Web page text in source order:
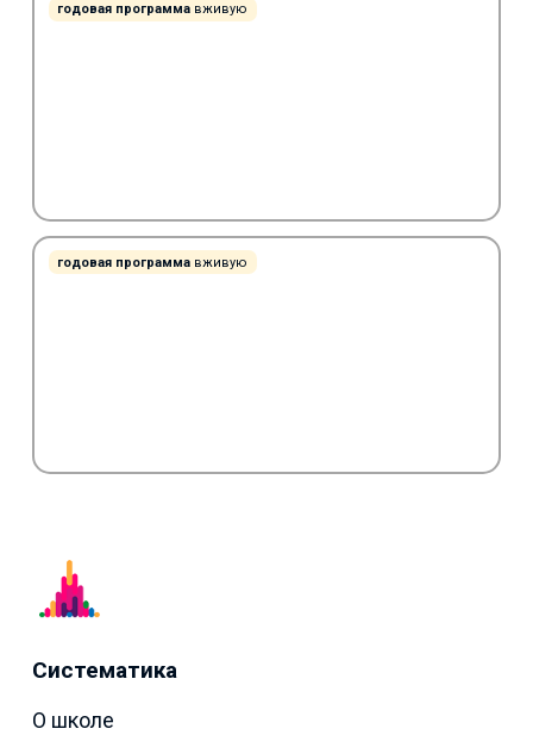
годовая программа вживую
годовая программа вживую
Систематика
О школе